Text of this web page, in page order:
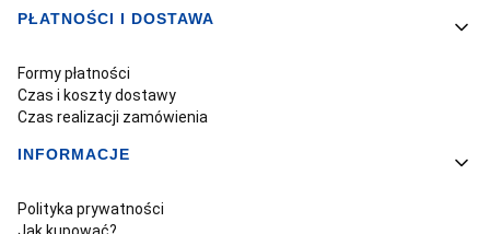
PŁATNOŚCI I DOSTAWA
Formy płatności
Czas i koszty dostawy
Czas realizacji zamówienia
INFORMACJE
Polityka prywatności